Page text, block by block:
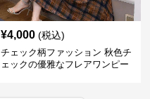
¥4,000 (税込)
チェック柄ファッション 秋色チ
ェックの優雅なフレアワンピー